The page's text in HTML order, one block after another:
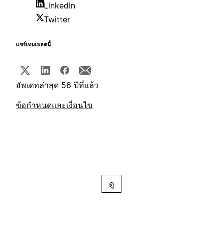
LinkedIn
Twitter
แชร์เทมเพลตนี้
อัพเดทล่าสุด 56 ปีที่แล้ว
ข้อกำหนดและเงื่อนไข
ดู